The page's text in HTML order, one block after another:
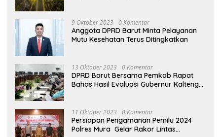
9 Oktober 2023 0 Komentar
Anggota DPRD Barut Minta Pelayanan
Mutu Kesehatan Terus Ditingkatkan
13 Oktober 2023 0 Komentar
DPRD Barut Bersama Pemkab Rapat
Bahas Hasil Evaluasi Gubernur Kalteng
11 Oktober 2023 0 Komentar
Persiapan Pengamanan Pemilu 2024
Polres Mura Gelar Rakor Lintas